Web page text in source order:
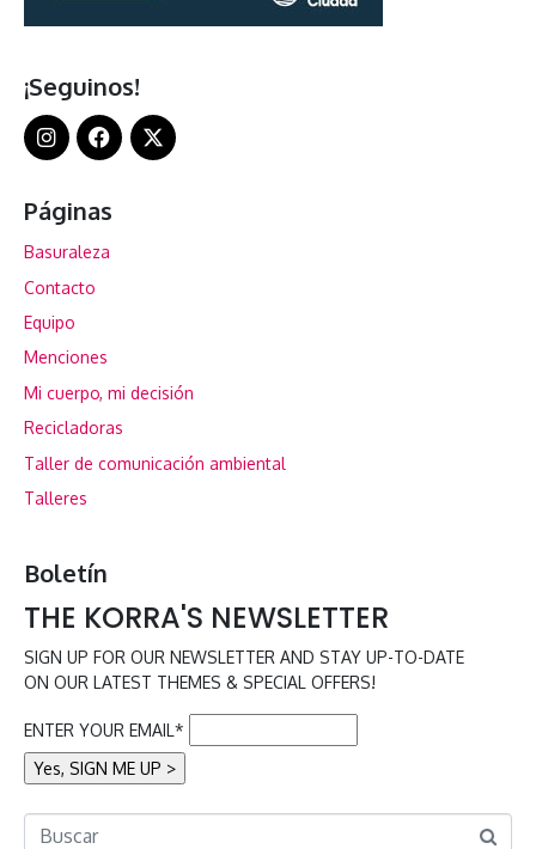
¡Seguinos!
Páginas
Basuraleza
Contacto
Equipo
Menciones
Mi cuerpo, mi decisión
Recicladoras
Taller de comunicación ambiental
Talleres
Boletín
THE KORRA'S NEWSLETTER
SIGN UP FOR OUR NEWSLETTER AND STAY UP-TO-DATE
ON OUR LATEST THEMES & SPECIAL OFFERS!
ENTER YOUR EMAIL*